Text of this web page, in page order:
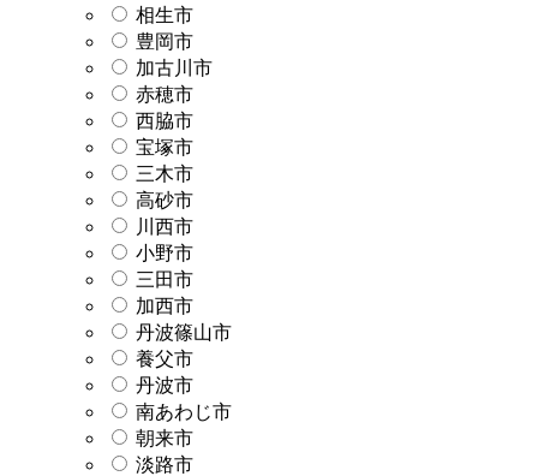
相生市
豊岡市
加古川市
赤穂市
西脇市
宝塚市
三木市
高砂市
川西市
小野市
三田市
加西市
丹波篠山市
養父市
丹波市
南あわじ市
朝来市
淡路市